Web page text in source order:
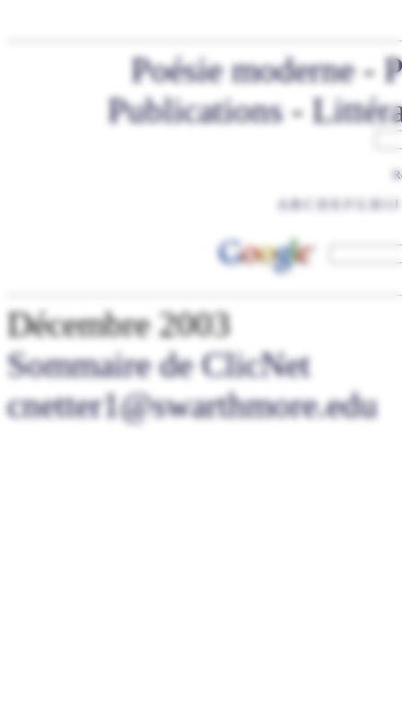
Poésie moderne-
Publications-
B J
Décembre 2003
Sommaire de ClicNet
cnetter1@swarthmore.edu